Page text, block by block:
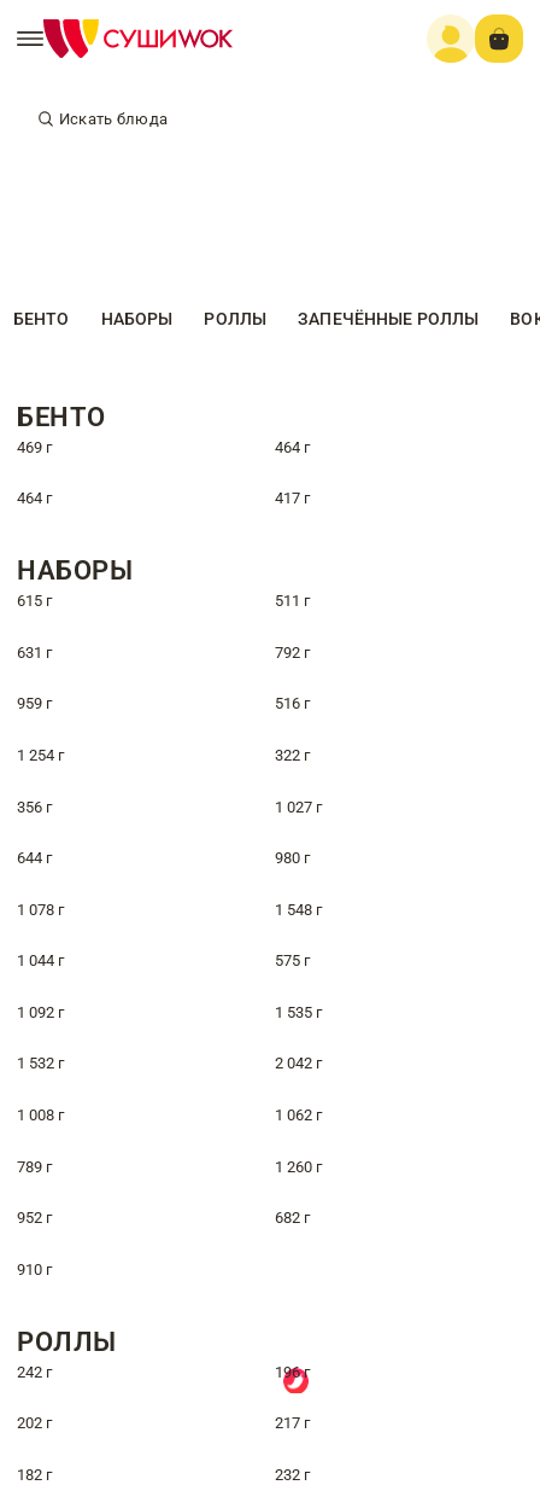
Искать блюда
БЕНТО НАБОРЫ РОЛЛЫ ЗАПЕЧЁННЫЕ РОЛЛЫ
БЕНТО
469 г 464 г
464 г 417 г
НАБОРЫ
615 г 511 г
631 г 792 г
959 г 516 г
1 254 г 322 г
356 г 1 027 г
644 г 980 г
1 078 г 1 548 г
1 044 г 575 г
1 092 г 1 535 г
1 532 г 2 042 г
1 008 г 1 062 г
789 г 1 260 г
952 г 682 г
910 г
РОЛЛЫ
242 г 196 г
202 г 217 г
182 г 232 г